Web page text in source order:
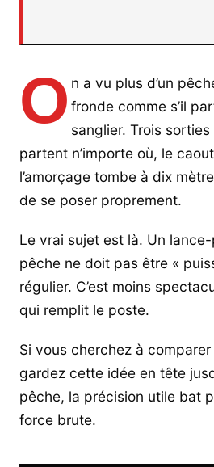
O n a vu plus d’un
fronde comme s’il
sanglier. Trois
partent n’importe où, le
l’amorçage tombe à dix
de se poser proprement.
Le vrai sujet est là. Un
pêche ne doit pas être «
régulier. C’est moins
qui remplit le poste.
Si vous cherchez à
gardez cette idée en tête
pêche, la précision utile bat
force brute.